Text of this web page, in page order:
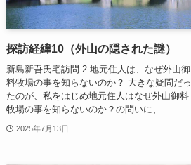
探訪経緯10（外山の隠された謎）
新島新吾氏宅訪問 2 地元住人は、なぜ外山御
料牧場の事を知らないのか？ 大きな疑問だっ
たのが、私をはじめ地元住人はなぜ外山御料
牧場の事を知らないのか？の問いに、...
2025年7月13日